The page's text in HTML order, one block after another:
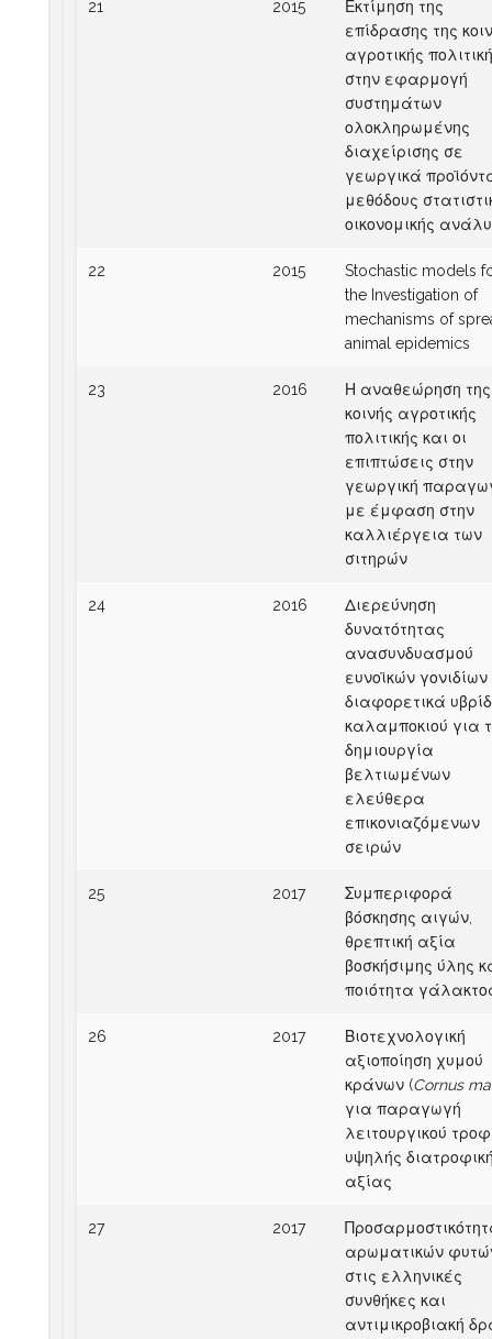
21 2015
Εκτίμηση της
επίδρασης της
αγροτικής
στην εφαρμογή
συστημάτων
ολοκληρωμένης
διαχείρισης σε
γεωργικά
μεθόδους
οικονομικής
22 2015
Stochastic models
the Investigation of
mechanisms of
animal epidemics
23 2016
Η αναθεώρηση της
κοινής αγροτικής
πολιτικής και οι
επιπτώσεις στην
γεωργική
με έμφαση στην
καλλιέργεια των
σιτηρών
24 2016
Διερεύνηση
δυνατότητας
ανασυνδυασμού
ευνοϊκών
διαφορετικά
καλαμποκιού για
δημιουργία
βελτιωμένων
ελεύθερα
επικονιαζόμενων
σειρών
25 2017
Συμπεριφορά
βόσκησης αιγών,
θρεπτική αξία
βοσκήσιμης ύλης
ποιότητα
26 2017
Βιοτεχνολογική
αξιοποίηση χυμού
κράνων (Cornus
για παραγωγή
λειτουργικού
υψηλής
αξίας
27 2017
αρωματικών
στις ελληνικές
συνθήκες και
αντιμικροβιακή